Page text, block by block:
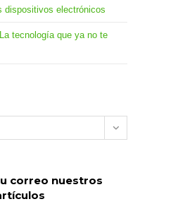
dispositivos electrónicos
La tecnología que ya no te
correo nuestros